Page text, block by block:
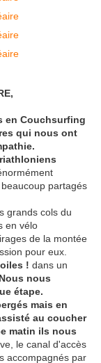
en Couchsurfing
qui nous ont
partagés
grands cols du
en vélo
de la montée
pour eux.
! dans un
Nous nous
étape.
mais en
au coucher
matin ils nous
le canal d'accès
accompagnés par